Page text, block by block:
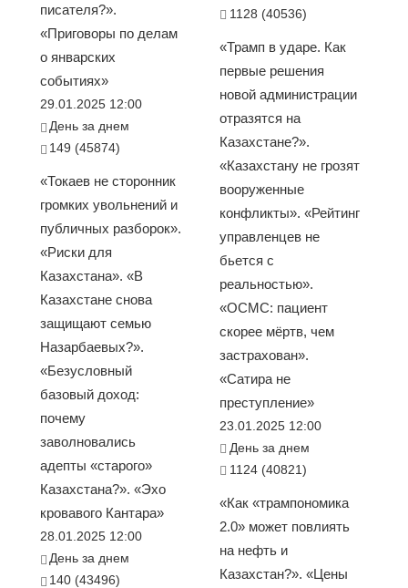
писателя?».
«Приговоры по делам
о январских
событиях»
29.01.2025 12:00
День за днем
149 (45874)
«Токаев не сторонник
громких увольнений и
публичных разборок».
«Риски для
Казахстана». «В
Казахстане снова
защищают семью
Назарбаевых?».
«Безусловный
базовый доход:
почему
заволновались
адепты «старого»
Казахстана?». «Эхо
кровавого Кантара»
28.01.2025 12:00
День за днем
140 (43496)
1128 (40536)
«Трамп в ударе. Как
первые решения
новой администрации
отразятся на
Казахстане?».
«Казахстану не грозят
вооруженные
конфликты». «Рейтинг
управленцев не
бьется с
реальностью».
«ОСМС: пациент
скорее мёртв, чем
застрахован».
«Сатира не
преступление»
23.01.2025 12:00
День за днем
1124 (40821)
«Как «трампономика
2.0» может повлиять
на нефть и
Казахстан?». «Цены